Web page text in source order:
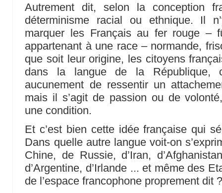
Autrement dit, selon la conception
déterminisme racial ou ethnique. Il
marquer les Français au fer rouge –
appartenant à une race – normande,
que soit leur origine, les citoyens
dans la langue de la République,
aucunement de ressentir un
mais il s’agit de passion ou de
une condition.
Et c’est bien cette idée française qui
Dans quelle autre langue voit-on
Chine, de Russie, d’Iran,
d’Argentine, d’Irlande ... et même des
de l’espace francophone proprement dit